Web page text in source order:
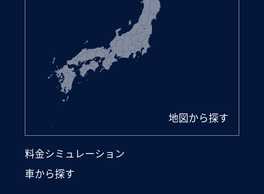
地図から探す
料金シミュレーション
車から探す